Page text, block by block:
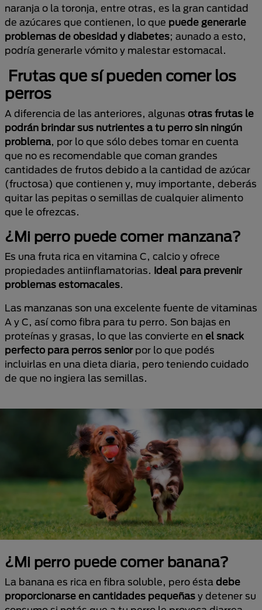
naranja o la toronja, entre otras, es la gran cantidad
de azúcares que contienen, lo que puede generarle
problemas de obesidad y diabetes; aunado a esto,
podría generarle vómito y malestar estomacal.
Frutas que sí pueden comer los
perros
A diferencia de las anteriores, algunas otras frutas le
podrán brindar sus nutrientes a tu perro sin ningún
problema, por lo que sólo debes tomar en cuenta
que no es recomendable que coman grandes
cantidades de frutos debido a la cantidad de azúcar
(fructosa) que contienen y, muy importante, deberás
quitar las pepitas o semillas de cualquier alimento
que le ofrezcas.
¿Mi perro puede comer manzana?
Es una fruta rica en vitamina C, calcio y ofrece
propiedades antiinflamatorias. Ideal para prevenir
problemas estomacales.
Las manzanas son una excelente fuente de vitaminas
A y C, así como fibra para tu perro. Son bajas en
proteínas y grasas, lo que las convierte en el snack
perfecto para perros seniorpor lo que podés
incluirlas en una dieta diaria, pero teniendo cuidado
de que no ingiera las semillas.
¿Mi perro puede comer banana?
La banana es rica en fibra soluble, pero ésta debe
proporcionarse en cantidades pequeñas y detener su